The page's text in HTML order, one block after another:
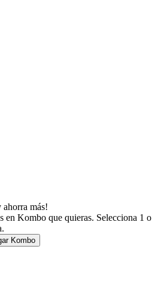
ahorra más!
en Kombo que quieras. Selecciona 1 o
Kombo